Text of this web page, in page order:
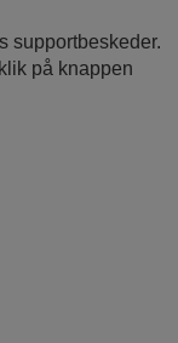
supportbeskeder.
på knappen